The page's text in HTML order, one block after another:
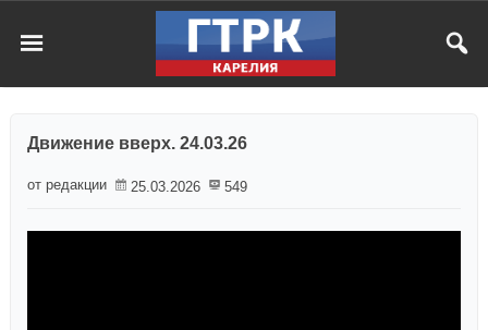
Движение вверх. 24.03.26
от редакции 25.03.2026 549